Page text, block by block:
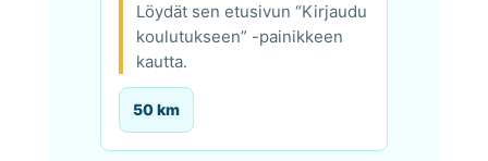
Löydät sen etusivun “Kirjaudu
koulutukseen” -painikkeen
kautta.
50 km